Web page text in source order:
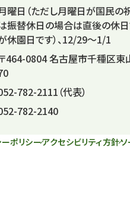
曜日（ただし月曜日が国民の
振替休日の場合は直後の休
休園日です）、12/29～1/1
464-0804 名古屋市千種区東
782-2111（代表）
782-2140
ポリシーアクセシビリティ方針